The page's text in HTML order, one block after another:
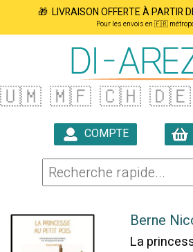
🎁 LIVRAISON OFFERTE À PARTIR
Pour les envois en 🇫🇷
🇺🇲 🇲🇫 🇨🇭 🇩🇪
COMPTE
Berne
La